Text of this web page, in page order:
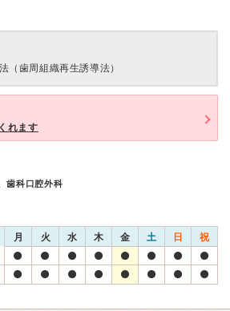
（歯周組織再生誘導法）
れます
歯科口腔外科
月 火 水 木 金 土 日 祝